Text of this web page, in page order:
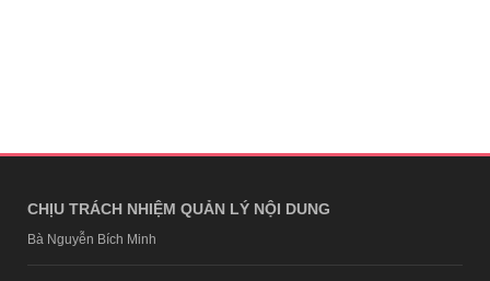
CHỊU TRÁCH NHIỆM QUẢN LÝ NỘI DUNG
Bà Nguyễn Bích Minh